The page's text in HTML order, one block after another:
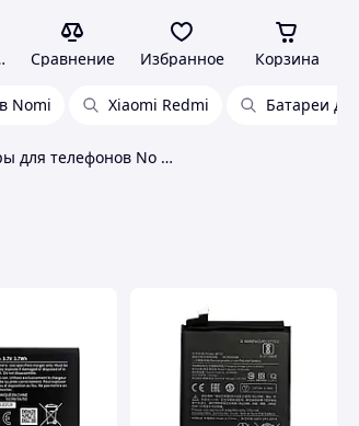
Сравнение Избранное Корзина
Nomi Xiaomi Redmi Батареи
Аккумуляторы для телефонов No brand